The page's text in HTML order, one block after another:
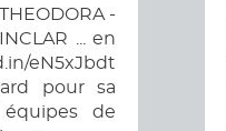
-
... en
eN5xJbdt
pour sa
de